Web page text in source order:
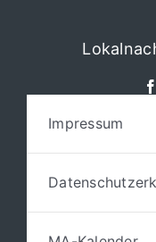
Impressum